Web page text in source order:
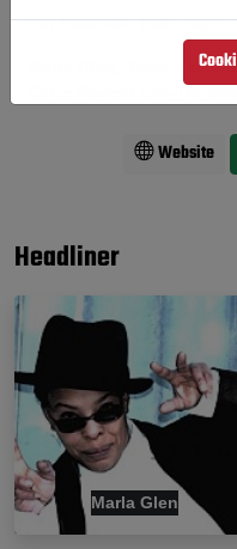
Für Fans von: Folk . Jazz .
Marla Glen, Jamie
Website
Headliner
Marla Glen